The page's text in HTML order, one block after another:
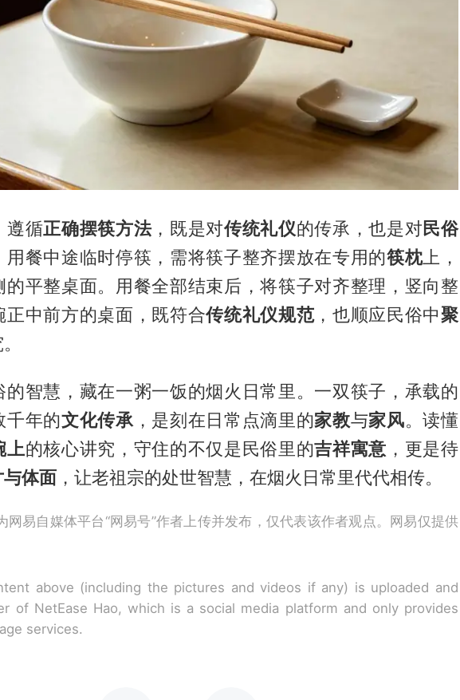
遵循正确摆筷方法，既是对传统礼仪的传承，也是对民俗
用餐中途临时停筷，需将筷子整齐摆放在专用的筷枕上，
的平整桌面。用餐全部结束后，将筷子对齐整理，竖向整
正中前方的桌面，既符合传统礼仪规范，也顺应民俗中聚
的智慧，藏在一粥一饭的烟火日常里。一双筷子，承载的
千年的文化传承 ，是刻在日常点滴里的家教与家风。读懂
上的核心讲究，守住的不仅是民俗里的吉祥寓意 ，更是待
体面 ，让老祖宗的处世智慧，在烟火日常里代代相传。
网易自媒体平台“网易号”作者上传并发布，仅代表该作者观点。网易仅提供
above (including the pictures and videos if any) is uploaded and
of NetEase Hao, which is a social media platform and only provides
services.